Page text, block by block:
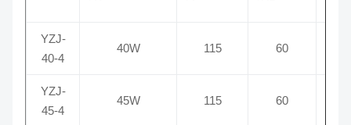
YZJ-
40-4
40W 115 60
YZJ-
45-4
45W 115 60